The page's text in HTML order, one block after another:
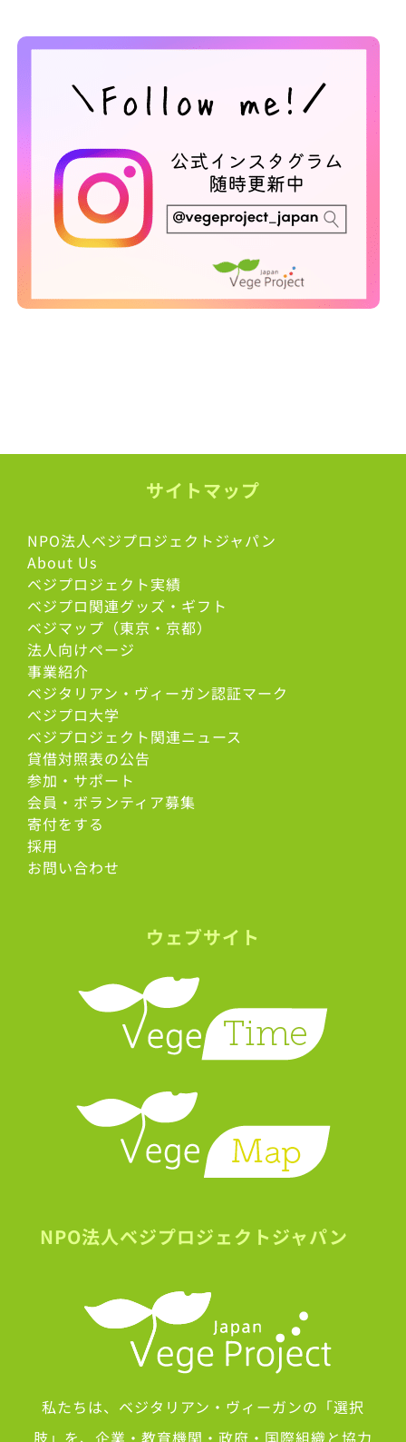
サイトマップ
NPO法人ベジプロジェクトジャパン
About Us
ベジプロジェクト実績
ベジプロ関連グッズ・ギフト
ベジマップ（東京・京都）
法人向けページ
事業紹介
ベジタリアン・ヴィーガン認証マーク
べジプロ大学
ベジプロジェクト関連ニュース
貸借対照表の公告
参加・サポート
会員・ボランティア募集
寄付をする
採用
お問い合わせ
ウェブサイト
NPO法人ベジプロジェクトジャパン
私たちは、ベジタリアン・ヴィーガンの「選択
肢」を、企業・教育機関・政府・国際組織と協力